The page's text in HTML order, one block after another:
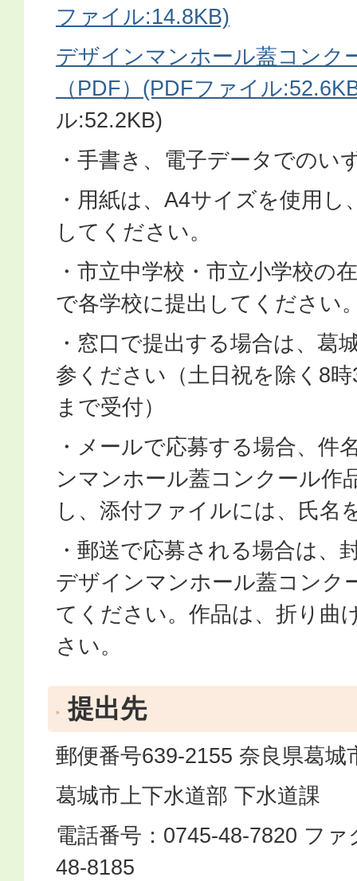
ファイル:14.8KB)
デザインマンホール蓋コンク
（PDF）(PDFファイル
ル:52.2KB)
・手書き、電子データでのい
・用紙は、A4サイズを使用
してください。
・市立中学校・市立小学校の
で各学校に提出してください
・窓口で提出する場合は、葛
参ください（土日祝を除く8
まで受付）
・メールで応募する場合、件
ンマンホール蓋コンクール作
し、添付ファイルには、氏名
・郵送で応募される場合は、
デザインマンホール蓋コンク
てください。作品は、折り曲
さい。
提出先
郵便番号639-2155 奈良県葛城
葛城市上下水道部 下水道課
電話番号：0745-48-7820 フ
48-8185